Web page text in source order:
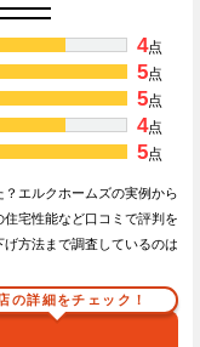
4点
5点
5点
4点
5点
エルクホームズの実例から
宅性能など口コミで評判を
方法まで調査しているのは
の詳細をチェック！